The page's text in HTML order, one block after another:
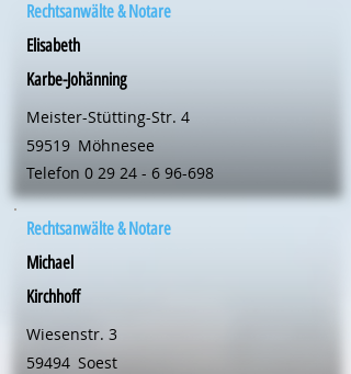
Rechtsanwälte & Notare
Elisabeth
Karbe-Johänning
Meister-Stütting-Str. 4
59519 Möhnesee
Telefon 0 29 24 - 6 96-698
Rechtsanwälte & Notare
Michael
Kirchhoff
Wiesenstr. 3
59494 Soest